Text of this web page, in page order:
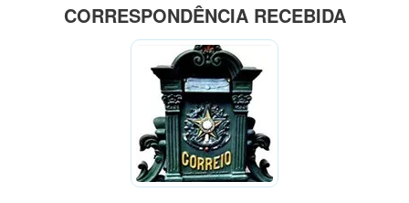
CORRESPONDÊNCIA RECEBIDA